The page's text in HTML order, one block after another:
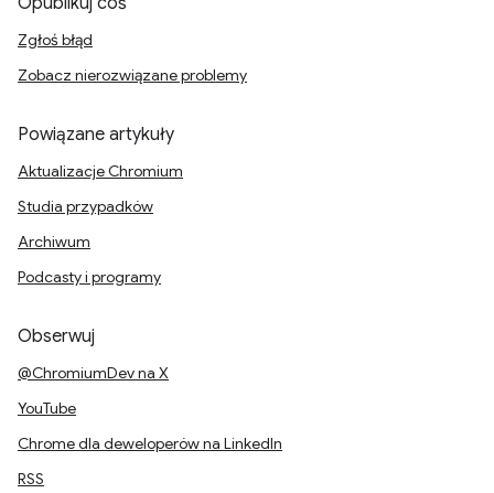
Zgłoś błąd
Zobacz nierozwiązane problemy
Powiązane artykuły
Aktualizacje Chromium
Studia przypadków
Archiwum
Podcasty i programy
Obserwuj
@ChromiumDev na X
YouTube
Chrome dla deweloperów na LinkedIn
RSS